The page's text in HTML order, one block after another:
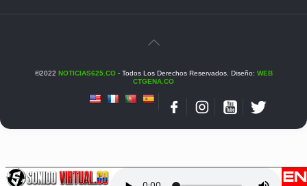
©2022 NOTICIAS625.CO- Todos Los Derechos Reservados. Diseño: WEB
CTGENA.CO